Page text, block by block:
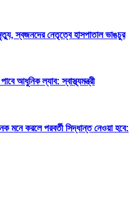
স্বজনদের নেতৃত্বে হাসপাতাল ভাঙচুর
আধুনিক ল্যাব: স্বাস্থ্যমন্ত্রী
মনে করলে পরবর্তী সিদ্ধান্ত নেওয়া হবে: